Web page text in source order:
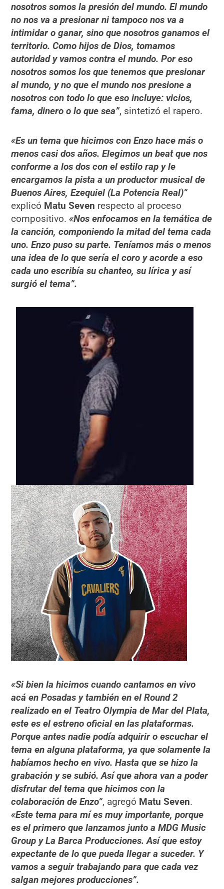
nosotros somos la presión del mundo. El mundo
no nos va a presionar ni tampoco nos va a
intimidar o ganar, sino que nosotros ganamos el
territorio. Como hijos de Dios, tomamos
autoridad y vamos contra el mundo. Por eso
nosotros somos los que tenemos que presionar
al mundo, y no que el mundo nos presione a
nosotros con todo lo que eso incluye: vicios,
fama, dinero o lo que sea”, sintetizó el rapero.
«Es un tema que hicimos con Enzo hace más o
menos casi dos años. Elegimos un beat que nos
conforme a los dos con el estilo rap y le
encargamos la pista a un productor musical de
Buenos Aires, Ezequiel (La Potencia Real)”
explicó Matu Seven respecto al proceso
compositivo.«Nos enfocamos en la temática de
la canción, componiendo la mitad del tema cada
uno. Enzo puso su parte. Teníamos más o menos
una idea de lo que sería el coro y acorde a eso
cada uno escribía su chanteo, su lírica y así
surgió el tema”.
«Si bien la hicimos cuando cantamos en vivo
acá en Posadas y también en el Round 2
realizado en el Teatro Olympia de Mar del Plata,
este es el estreno oficial en las plataformas.
Porque antes nadie podía adquirir o escuchar el
tema en alguna plataforma, ya que solamente la
habíamos hecho en vivo. Hasta que se hizo la
grabación y se subió. Así que ahora van a poder
disfrutar del tema que hicimos con la
colaboración de Enzo”, agregó Matu Seven.
«Este tema para mí es muy importante, porque
es el primero que lanzamos junto a MDG Music
Group y La Barca Producciones. Así que estoy
expectante de lo que pueda llegar a suceder. Y
vamos a seguir trabajando para que cada vez
salgan mejores producciones”.